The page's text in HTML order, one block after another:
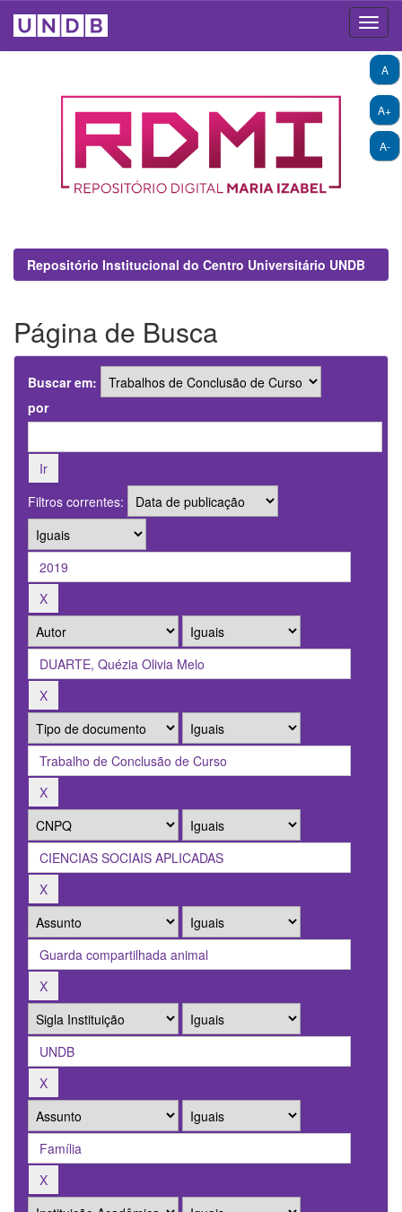
A+
A-
A
Repositório Institucional do Centro Universitário UNDB
Página de Busca
Buscar em:
por
Filtros correntes: